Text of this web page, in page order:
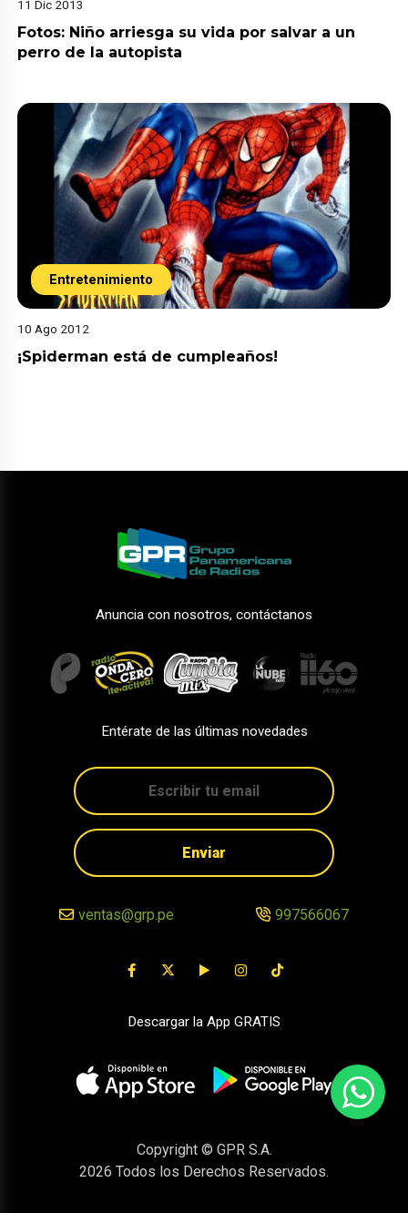
11 Dic 2013
Fotos: Niño arriesga su vida por salvar a un
perro de la autopista
Entretenimiento
10 Ago 2012
¡Spiderman está de cumpleaños!
Anuncia con nosotros, contáctanos
Entérate de las últimas novedades
Enviar
ventas@grp.pe 997566067
Descargar la App GRATIS
Copyright © GPR S.A.
2026 Todos los Derechos Reservados.